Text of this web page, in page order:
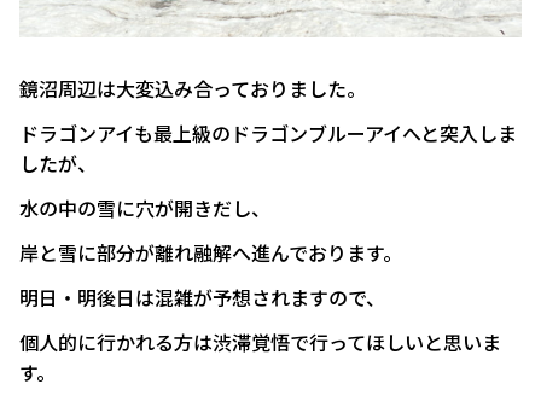
鏡沼周辺は大変込み合っておりました。
ドラゴンアイも最上級のドラゴンブルーアイへと突入しま
したが、
水の中の雪に穴が開きだし、
岸と雪に部分が離れ融解へ進んでおります。
明日・明後日は混雑が予想されますので、
個人的に行かれる方は渋滞覚悟で行ってほしいと思いま
す。